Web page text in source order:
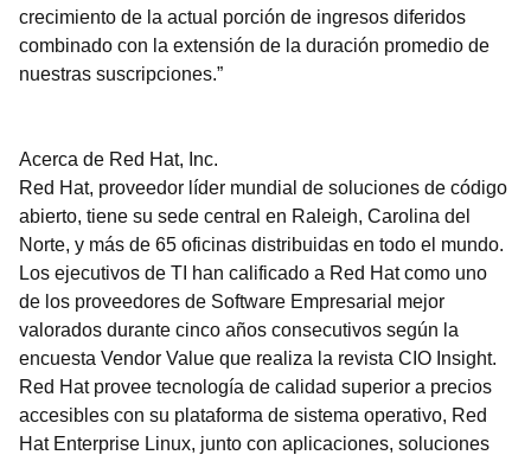
crecimiento de la actual porción de ingresos diferidos
combinado con la extensión de la duración promedio de
nuestras suscripciones.”
Acerca de Red Hat, Inc.
Red Hat, proveedor líder mundial de soluciones de código
abierto, tiene su sede central en Raleigh, Carolina del
Norte, y más de 65 oficinas distribuidas en todo el mundo.
Los ejecutivos de TI han calificado a Red Hat como uno
de los proveedores de Software Empresarial mejor
valorados durante cinco años consecutivos según la
encuesta Vendor Value que realiza la revista CIO Insight.
Red Hat provee tecnología de calidad superior a precios
accesibles con su plataforma de sistema operativo, Red
Hat Enterprise Linux, junto con aplicaciones, soluciones